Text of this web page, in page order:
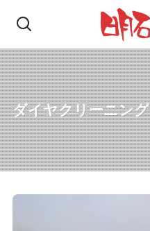
ダイヤクリーニング